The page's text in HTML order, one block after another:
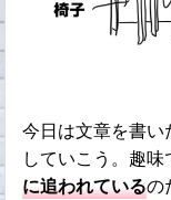
今日は文章を書
していこう。趣
に追われているの